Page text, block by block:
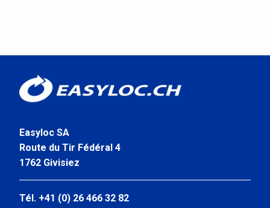
Easyloc SA
Route du Tir Fédéral 4
1762 Givisiez
Tél. +41 (0) 26 466 32 82